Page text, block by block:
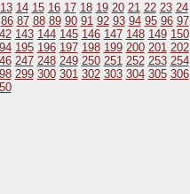
13 14 15 16 17 18 19 20 21 22 23 24
86 87 88 89 90 91 92 93 94 95 96 97
143 144 145 146 147 148 149 150
195 196 197 198 199 200 201 202
247 248 249 250 251 252 253 254
299 300 301 302 303 304 305 306